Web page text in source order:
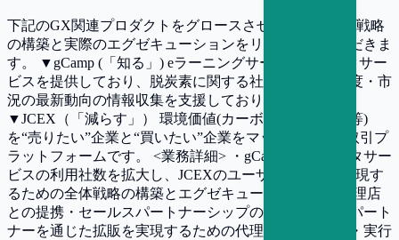
下記のGX関連プロダクトをグロースさせるための全体戦略
の構築と実際のエグゼキューションをリードしていただきま
す。 ▼gCamp (「知る」) eラーニングサービスとデータサー
ビスを提供しており、脱炭素に関する社内教育や、制度・市
況の最新動向の情報収集を支援しております。
▼JCEX（「減らす」） 環境価値(カーボンクレジット等)
を“売りたい”企業と“買いたい”企業をマッチングする取引プ
ラットフォームです。 <業務詳細> ・gCamp、GXデータサー
ビスの利用社数を拡大し、JCEXのユーザー数増加を実現す
るための全体戦略の構築とエグゼキューション ・代理店
との提携・セールスパートナーシップの構築、およびパート
ナーを通じた拡販を実現するための代理店戦略の立案・実行